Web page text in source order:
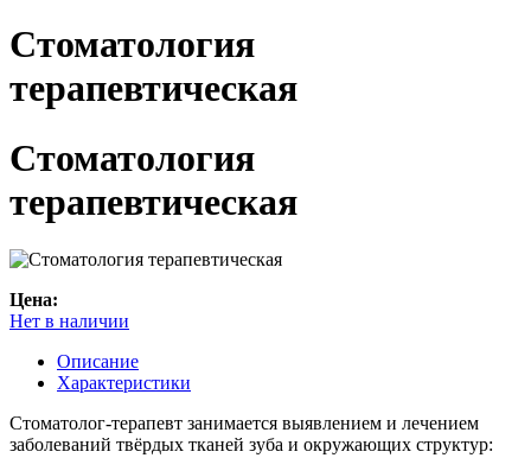
Стоматология
терапевтическая
Стоматология
терапевтическая
Цена:
Нет в наличии
Описание
Характеристики
Стоматолог-терапевт занимается выявлением и лечением
заболеваний твёрдых тканей зуба и окружающих структур: